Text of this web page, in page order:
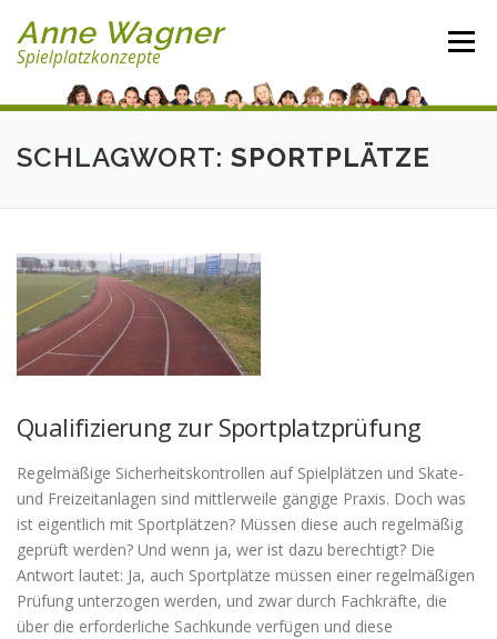
zum
Inhalt
Anne Wagner
Spielplatzkonzepte
Menü
SCHLAGWORT: SPORTPLÄTZE
Qualifizierung zur Sportplatzprüfung
Regelmäßige Sicherheitskontrollen auf Spielplätzen und Skate-
und Freizeitanlagen sind mittlerweile gängige Praxis. Doch was
ist eigentlich mit Sportplätzen? Müssen diese auch regelmäßig
geprüft werden? Und wenn ja, wer ist dazu berechtigt? Die
Antwort lautet: Ja, auch Sportplätze müssen einer regelmäßigen
Prüfung unterzogen werden, und zwar durch Fachkräfte, die
über die erforderliche Sachkunde verfügen und diese